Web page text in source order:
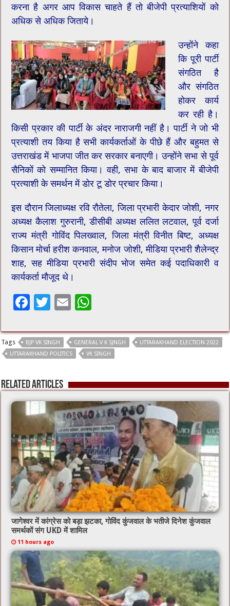
करना है अगर आप विकास चाहते हैं तो बीजेपी प्रत्याशियों को
अधिक से अधिक जिताये।
उन्होंने कहा
कि पूरी पार्टी
संगठित है
और संगठित
होकर कार्य
कर रही है।
किसी प्रकार की पार्टी के अंदर नाराजगी नहीं है। पार्टी ने जो भी
प्रत्याशी तय किया है सभी कार्यकर्ताओं के पीछे हैं और बहुमत से
उत्तराखंड में भाजपा जीत कर सरकार बनाएगी। उन्होंने सभा से पूर्व
सैनिकों को सम्मानित किया। वही, सभा के बाद बाजार में बीजेपी
प्रत्याशी के समर्थन में डोर टू डोर प्रचार किया।
इस दौरान जिलाध्यक्ष रवि रौतेला, जिला प्रभारी केदार जोशी, नगर
अध्यक्ष कैलाश गुरुरानी, डीसीबी अध्यक्ष ललित लटवाल, पूर्व दर्जा
राज्य मंत्री गोविंद पिलख्वाल, जिला मंत्री विनीत बिष्ट, अध्यक्ष
किसान मोर्चा हरीश कनवाल, मनोज जोशी, मीडिया प्रभारी शैलेन्द्र
शाह, सह मीडिया प्रभारी संदीप भोज समेत कई पदाधिकारी व
कार्यकर्ता मौजूद थे।
F
e
b
o
k
T
tt
er
E
ai
l
at
sA
p
Tags BJP VK SINGH GENERAL V K SJNGH
UTTARAKHAND ELECTION 2022
UTTARAKHAND POLITICS
VK SINGH
Related Articles
जागेश्वर में कांग्रेस को बड़ा झटका, गोविंद कुंजवाल के भतीजे दिनेश कुंजवाल
समर्थकों संग UKD में शामिल
11 hours ago